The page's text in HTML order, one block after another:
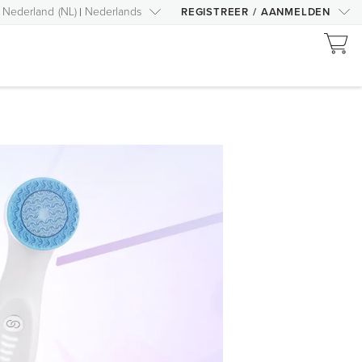
Nederland (NL) Nederlands REGISTREER / AANMELDEN